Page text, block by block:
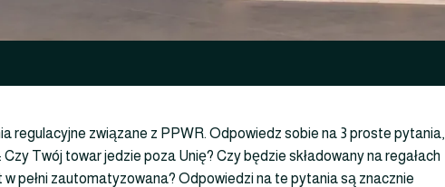
regulacyjne związane z PPWR. Odpowiedz sobie na 3 proste pytania,
Twój towar jedzie poza Unię? Czy będzie składowany na regałach
pełni zautomatyzowana? Odpowiedzi na te pytania są znacznie